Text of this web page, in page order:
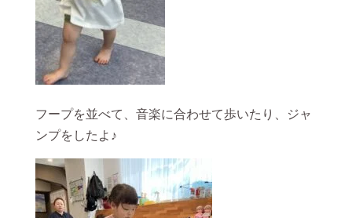
フープを並べて、音楽に合わせて歩いたり、ジャ
ンプをしたよ♪